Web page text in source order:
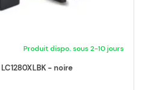
Produit dispo. sous 2-10 jours
- noire